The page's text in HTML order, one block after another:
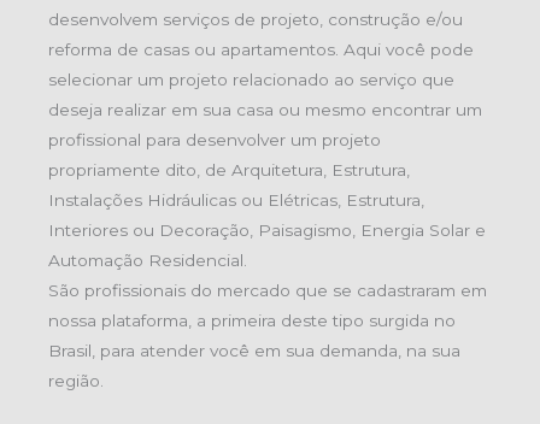
desenvolvem serviços de projeto, construção e/ou
reforma de casas ou apartamentos. Aqui você pode
selecionar um projeto relacionado ao serviço que
deseja realizar em sua casa ou mesmo encontrar um
profissional para desenvolver um projeto
propriamente dito, de Arquitetura, Estrutura,
Instalações Hidráulicas ou Elétricas, Estrutura,
Interiores ou Decoração, Paisagismo, Energia Solar e
Automação Residencial.
São profissionais do mercado que se cadastraram em
nossa plataforma, a primeira deste tipo surgida no
Brasil, para atender você em sua demanda, na sua
região.